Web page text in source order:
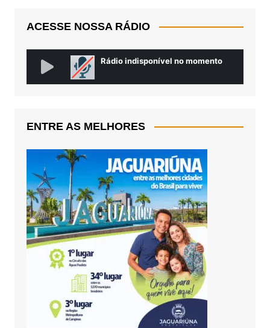
ACESSE NOSSA RÁDIO
ENTRE AS MELHORES